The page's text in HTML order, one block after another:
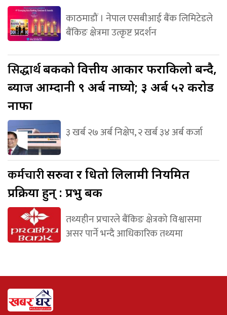
काठमाडौं । नेपाल एसबीआई बैंक लिमिटेडले
बैंकिङ क्षेत्रमा उत्कृष्ट प्रदर्शन
सिद्धार्थबैंकको वित्तीय आकार फराकिलो बन्दै,
ब्याज आम्दानी ९ अर्ब नाघ्यो; ३ अर्ब ५२ करोड
नाफा
३ खर्ब २७ अर्ब निक्षेप, २ खर्ब ३४ अर्ब कर्जा
कर्मचारीसरुवा र धितो लिलामी नियमित
प्रक्रिया हुन् : प्रभु बैंक
तथ्यहीन प्रचारले बैंकिङ क्षेत्रको विश्वासमा
असर पार्ने भन्दै आधिकारिक तथ्यमा